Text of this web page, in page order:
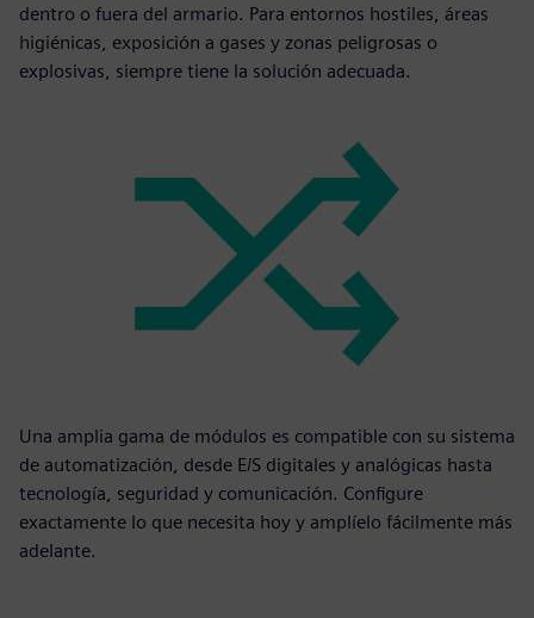
dentro o fuera del armario. Para entornos hostiles, áreas
higiénicas, exposición a gases y zonas peligrosas o
explosivas, siempre tiene la solución adecuada.
Una amplia gama de módulos es compatible con su sistema
de automatización, desde E/S digitales y analógicas hasta
tecnología, seguridad y comunicación. Configure
exactamente lo que necesita hoy y amplíelo fácilmente más
adelante.